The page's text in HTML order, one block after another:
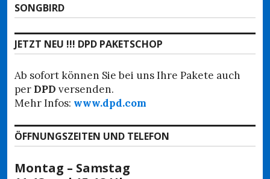
Nächster
Beitrag:
SONGBIRD
JETZT NEU !!! DPD PAKETSCHOP
Ab sofort können Sie bei uns Ihre Pakete auch
per DPD versenden.
Mehr Infos: www.dpd.com
ÖFFNUNGSZEITEN UND TELEFON
Montag – Samstag